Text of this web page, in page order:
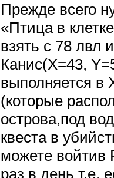
Прежде всего
«Птица в
взять с 78 лвл
Канис(X=43,
выполняется
(которые
острова,под
квеста в
можете войтив
раз в день т.е.